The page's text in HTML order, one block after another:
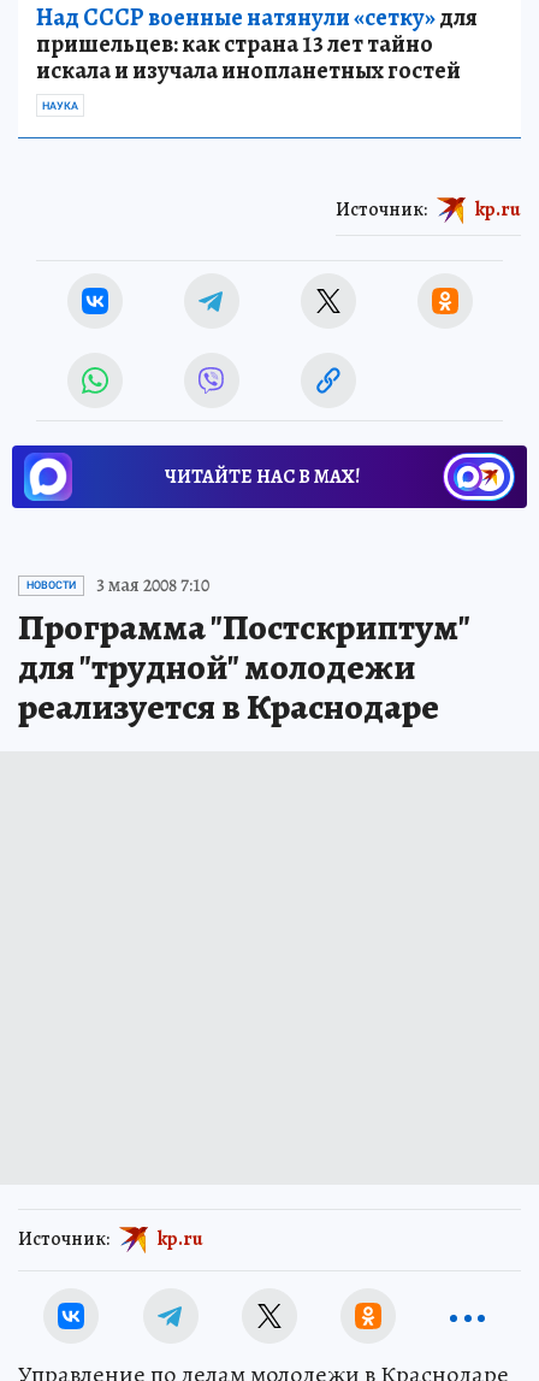
Над СССР военные натянули «сетку»для
пришельцев: как страна 13 лет тайно
искала и изучала инопланетных гостей
НАУКА
Источник: kp.ru
ЧИТАЙТЕ НАС В МАХ!
НОВОСТИ 3 мая 2008 7:10
Программа "Постскриптум"
для "трудной" молодежи
реализуется в Краснодаре
Источник: kp.ru
Управление по делам молодежи в Краснодаре